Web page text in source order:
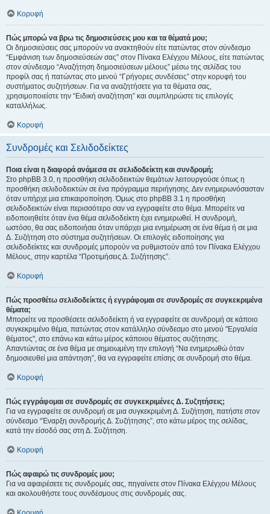
Κορυφή
Πώς μπορώ να βρω τις δημοσιεύσεις μου και τα θέματά μου;
Οι δημοσιεύσεις σας μπορούν να ανακτηθούν είτε πατώντας στον σύνδεσμο
“Εμφάνιση των δημοσιεύσεών σας” στον Πίνακα Ελέγχου Μέλους, είτε πατώντας
στον σύνδεσμο “Αναζήτηση δημοσιεύσεων μέλους” μέσω της σελίδας του
προφίλ σας ή πατώντας στο μενού “Γρήγορες συνδέσεις” στην κορυφή του
συστήματος συζητήσεων. Για να αναζητήσετε για τα θέματα σας,
χρησιμοποιείστε την “Ειδική αναζήτηση” και συμπληρώστε τις επιλογές
καταλλήλως.
Κορυφή
Συνδρομές και Σελιδοδείκτες
Ποια είναι η διαφορά ανάμεσα σε σελιδοδείκτη και συνδρομή;
Στο phpBB 3.0, η προσθήκη σελιδοδεικτών θεμάτων λειτουργούσε όπως η
προσθήκη σελιδοδεικτών σε ένα πρόγραμμα περιήγησης. Δεν ενημερωνόσασταν
όταν υπήρχε μια επικαιροποίηση. Όμως στο phpBB 3.1 η προσθήκη
σελιδοδεικτών είναι περισσότερο σαν να εγγραφείτε στο θέμα. Μπορείτε να
ειδοποιηθείτε όταν ένα θέμα σελιδοδείκτη έχει ενημερωθεί. Η συνδρομή,
ωστόσο, θα σας ειδοποιήσει όταν υπάρχει μια ενημέρωση σε ένα θέμα ή σε μια
Δ. Συζήτηση στο σύστημα συζητήσεων. Οι επιλογές ειδοποίησης για
σελιδοδείκτες και συνδρομές μπορούν να ρυθμιστούν από τον Πίνακα Ελέγχου
Μέλους, στην καρτέλα “Προτιμήσεις Δ. Συζήτησης”.
Κορυφή
Πώς προσθέτω σελιδοδείκτες ή εγγράφομαι σε συνδρομές σε συγκεκριμένα
θέματα;
Μπορείτε να προσθέσετε σελιδοδείκτη ή να εγγραφείτε σε συνδρομή σε κάποιο
συγκεκριμένο θέμα, πατώντας στον κατάλληλο σύνδεσμο στο μενού "Εργαλεία
θέματος", στο επάνω και κάτω μέρος κάποιου θέματος συζήτησης.
Απαντώντας σε ένα θέμα με σημειωμένη την επιλογή “Να ενημερωθώ όταν
δημοσιευθεί μια απάντηση”, θα να εγγραφείτε επίσης σε συνδρομή στο θέμα.
Κορυφή
Πώς εγγράφομαι σε συνδρομές σε συγκεκριμένες Δ. Συζητήσεις;
Για να εγγραφείτε σε συνδρομή σε μια συγκεκριμένη Δ. Συζήτηση, πατήστε στον
σύνδεσμο “Έναρξη συνδρομής Δ. Συζήτησης”, στο κάτω μέρος της σελίδας,
κατά την είσοδό σας στη Δ. Συζήτηση.
Κορυφή
Πώς αφαιρώ τις συνδρομές μου;
Για να αφαιρέσετε τις συνδρομές σας, πηγαίνετε στον Πίνακα Ελέγχου Μέλους
και ακολουθήστε τους συνδέσμους στις συνδρομές σας.